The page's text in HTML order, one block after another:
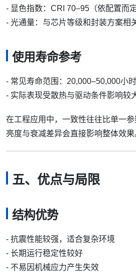
- 显色指数：CRI 70–95（依配置而定
- 光通量：与芯片等级和封装方案相
使用寿命参考
- 常见寿命范围：20,000–50,000小时
- 实际表现受散热与驱动条件影响较
在工程应用中，一致性往往比单一
亮度与衰减差异会直接影响整体效果
五、优点与局限
结构优势
- 抗震性能较强，适合复杂环境
- 长期运行稳定性较好
- 不易因机械应力产生失效